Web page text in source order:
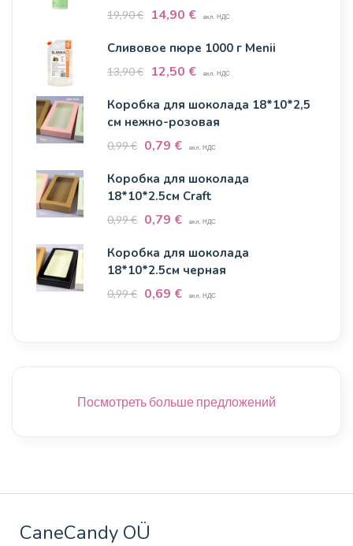
19,90€ 14,90 € вкл. НДС
Сливовое пюре 1000 г Menii
13,90€ 12,50 € вкл. НДС
Коробка для шоколада 18*10*2,5
см нежно-розовая
0,99€ 0,79 € вкл. НДС
Коробка для шоколада
18*10*2.5см Craft
0,99€ 0,79 € вкл. НДС
Коробка для шоколада
18*10*2.5см черная
0,99€ 0,69 € вкл. НДС
Посмотреть больше предложений
CaneCandy OÜ